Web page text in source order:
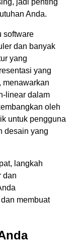
jadi penting
Anda.
software
dan banyak
yang
yang
menawarkan
linear dalam
oleh
untuk pengguna
desain yang
langkah
dan
membuat